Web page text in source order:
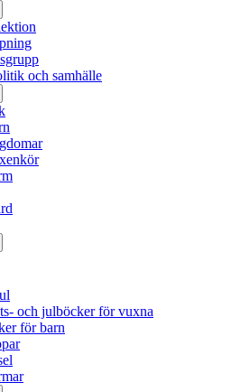
och samhälle
och julböcker för vuxna
för barn